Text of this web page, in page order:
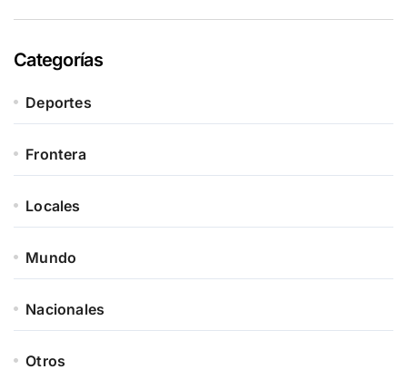
Categorías
Deportes
Frontera
Locales
Mundo
Nacionales
Otros